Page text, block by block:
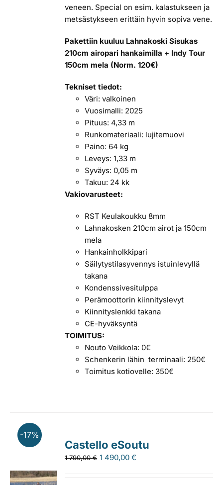
veneen. Special on esim. kalastukseen ja
metsästykseen erittäin hyvin sopiva vene.
Pakettiin kuuluu Lahnakoski Sisukas
210cm airopari hankaimilla + Indy Tour
150cm mela (Norm. 120€)
Tekniset tiedot:
Väri: valkoinen
Vuosimalli: 2025
Pituus: 4,33 m
Runkomateriaali: lujitemuovi
Paino: 64 kg
Leveys: 1,33 m
Syväys: 0,05 m
Takuu: 24 kk
Vakiovarusteet:
RST Keulakoukku 8mm
Lahnakosken 210cm airot ja 150cm
mela
Hankainholkkipari
Säilytystilasyvennys istuinlevyllä
takana
Kondenssivesitulppa
Perämoottorin kiinnityslevyt
Kiinnityslenkki takana
CE-hyväksyntä
TOIMITUS:
Nouto Veikkola: 0€
Schenkerin lähin terminaali: 250€
Toimitus kotiovelle: 350€
-17%
Castello eSoutu
1 790,00€ 1 490,00€